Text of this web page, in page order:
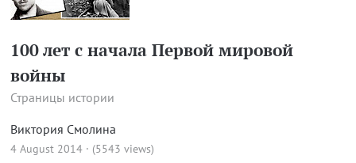
100 лет с начала Первой мировой
войны
Страницы истории
Виктория Смолина
4 August 2014 · (5543 views)